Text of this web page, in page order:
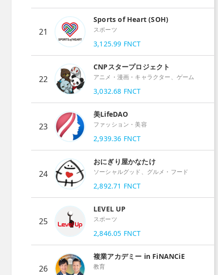
21
Sports of Heart (SOH)
スポーツ
3,125.99 FNCT
22
CNPスタープロジェクト
アニメ・漫画・キャラクター、ゲーム
3,032.68 FNCT
23
美LifeDAO
ファッション・美容
2,939.36 FNCT
24
おにぎり屋かなたけ
ソーシャルグッド、グルメ・フード
2,892.71 FNCT
25
LEVEL UP
スポーツ
2,846.05 FNCT
26
複業アカデミー in FiNANCiE
教育